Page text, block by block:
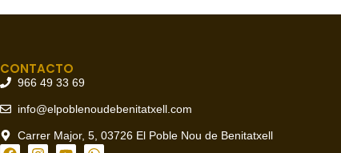
CONTACTO
966 49 33 69
info@elpoblenoudebenitatxell.com
Carrer Major, 5, 03726 El Poble Nou de Benitatxell